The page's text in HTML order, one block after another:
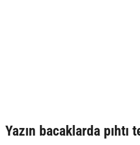
Yazın bacaklarda pıhtı